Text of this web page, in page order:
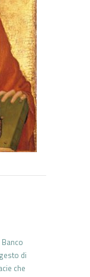
di
che